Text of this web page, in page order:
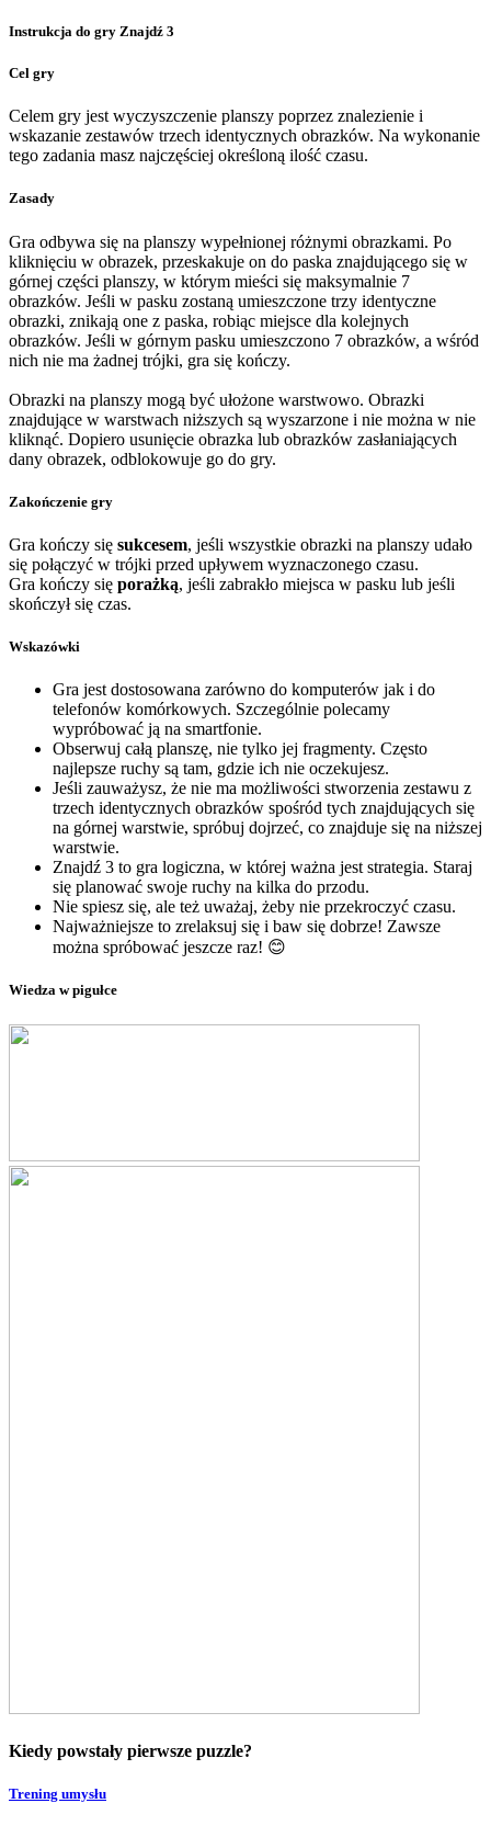
Instrukcja do gry Znajdź 3
Cel gry
Celem gry jest wyczyszczenie planszy poprzez znalezienie i
wskazanie zestawów trzech identycznych obrazków. Na wykonanie
tego zadania masz najczęściej określoną ilość czasu.
Zasady
Gra odbywa się na planszy wypełnionej różnymi obrazkami. Po
kliknięciu w obrazek, przeskakuje on do paska znajdującego się w
górnej części planszy, w którym mieści się maksymalnie 7
obrazków. Jeśli w pasku zostaną umieszczone trzy identyczne
obrazki, znikają one z paska, robiąc miejsce dla kolejnych
obrazków. Jeśli w górnym pasku umieszczono 7 obrazków, a wśród
nich nie ma żadnej trójki, gra się kończy.
Obrazki na planszy mogą być ułożone warstwowo. Obrazki
znajdujące w warstwach niższych są wyszarzone i nie można w nie
kliknąć. Dopiero usunięcie obrazka lub obrazków zasłaniających
dany obrazek, odblokowuje go do gry.
Zakończenie gry
Gra kończy się sukcesem, jeśli wszystkie obrazki na planszy udało
się połączyć w trójki przed upływem wyznaczonego czasu.
Gra kończy się porażką, jeśli zabrakło miejsca w pasku lub jeśli
skończył się czas.
Wskazówki
Gra jest dostosowana zarówno do komputerów jak i do
telefonów komórkowych. Szczególnie polecamy
wypróbować ją na smartfonie.
Obserwuj całą planszę, nie tylko jej fragmenty. Często
najlepsze ruchy są tam, gdzie ich nie oczekujesz.
Jeśli zauważysz, że nie ma możliwości stworzenia zestawu z
trzech identycznych obrazków spośród tych znajdujących się
na górnej warstwie, spróbuj dojrzeć, co znajduje się na niższej
warstwie.
Znajdź 3 to gra logiczna, w której ważna jest strategia. Staraj
się planować swoje ruchy na kilka do przodu.
Nie spiesz się, ale też uważaj, żeby nie przekroczyć czasu.
Najważniejsze to zrelaksuj się i baw się dobrze! Zawsze
można spróbować jeszcze raz! 😊
Wiedza w pigułce
Kiedy powstały pierwsze puzzle?
Trening umysłu